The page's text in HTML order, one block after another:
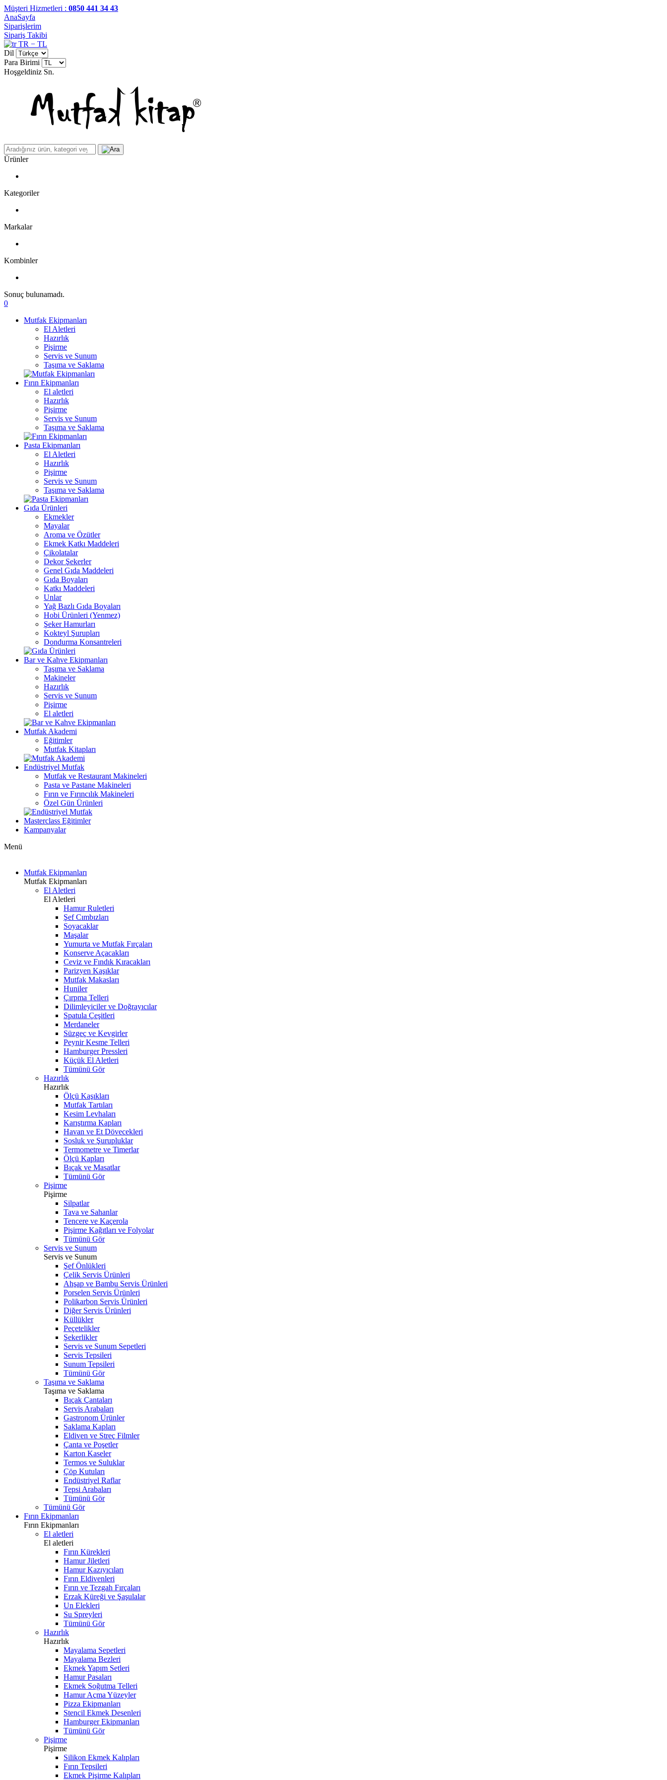
Müşteri Hizmetleri : 0850 441 34 43
AnaSayfa
Siparişlerim
Sipariş Takibi
TR − TL
Dil
Para Birimi
Hoşgeldiniz Sn.
Ürünler
Kategoriler
Markalar
Kombinler
Sonuç bulunamadı.
0
Mutfak Ekipmanları
El Aletleri
Hazırlık
Pişirme
Servis ve Sunum
Taşıma ve Saklama
Fırın Ekipmanları
El aletleri
Hazırlık
Pişirme
Servis ve Sunum
Taşıma ve Saklama
Pasta Ekipmanları
El Aletleri
Hazırlık
Pişirme
Servis ve Sunum
Taşıma ve Saklama
Gıda Ürünleri
Ekmekler
Mayalar
Aroma ve Özütler
Ekmek Katkı Maddeleri
Çikolatalar
Dekor Şekerler
Genel Gıda Maddeleri
Gıda Boyaları
Katkı Maddeleri
Unlar
Yağ Bazlı Gıda Boyaları
Hobi Ürünleri (Yenmez)
Şeker Hamurları
Kokteyl Şurupları
Dondurma Konsantreleri
Bar ve Kahve Ekipmanları
Taşıma ve Saklama
Makineler
Hazırlık
Servis ve Sunum
Pişirme
El aletleri
Mutfak Akademi
Eğitimler
Mutfak Kitapları
Endüstriyel Mutfak
Mutfak ve Restaurant Makineleri
Pasta ve Pastane Makineleri
Fırın ve Fırıncılık Makineleri
Özel Gün Ürünleri
Masterclass Eğitimler
Kampanyalar
Menü
Mutfak Ekipmanları
Mutfak Ekipmanları
El Aletleri
El Aletleri
Hamur Ruletleri
Şef Cımbızları
Soyacaklar
Maşalar
Yumurta ve Mutfak Fırçaları
Konserve Açacakları
Ceviz ve Fındık Kıracakları
Parizyen Kaşıklar
Mutfak Makasları
Huniler
Çırpma Telleri
Dilimleyiciler ve Doğrayıcılar
Spatula Çeşitleri
Merdaneler
Süzgeç ve Kevgirler
Peynir Kesme Telleri
Hamburger Pressleri
Küçük El Aletleri
Tümünü Gör
Hazırlık
Hazırlık
Ölçü Kaşıkları
Mutfak Tartıları
Kesim Levhaları
Karıştırma Kapları
Havan ve Et Dövecekleri
Sosluk ve Şurupluklar
Termometre ve Timerlar
Ölçü Kapları
Bıçak ve Masatlar
Tümünü Gör
Pişirme
Pişirme
Silpatlar
Tava ve Sahanlar
Tencere ve Kaçerola
Pişirme Kağıtları ve Folyolar
Tümünü Gör
Servis ve Sunum
Servis ve Sunum
Şef Önlükleri
Çelik Servis Ürünleri
Ahşap ve Bambu Servis Ürünleri
Porselen Servis Ürünleri
Polikarbon Servis Ürünleri
Diğer Servis Ürünleri
Küllükler
Peçetelikler
Şekerlikler
Servis ve Sunum Sepetleri
Servis Tepsileri
Sunum Tepsileri
Tümünü Gör
Taşıma ve Saklama
Taşıma ve Saklama
Bıçak Çantaları
Servis Arabaları
Gastronom Ürünler
Saklama Kapları
Eldiven ve Streç Filmler
Çanta ve Poşetler
Karton Kaseler
Termos ve Suluklar
Çöp Kutuları
Endüstriyel Raflar
Tepsi Arabaları
Tümünü Gör
Tümünü Gör
Fırın Ekipmanları
Fırın Ekipmanları
El aletleri
El aletleri
Fırın Kürekleri
Hamur Jiletleri
Hamur Kazıyıcıları
Fırın Eldivenleri
Fırın ve Tezgah Fırçaları
Erzak Küreği ve Şaşulalar
Un Elekleri
Su Spreyleri
Tümünü Gör
Hazırlık
Hazırlık
Mayalama Sepetleri
Mayalama Bezleri
Ekmek Yapım Setleri
Hamur Pasaları
Ekmek Soğutma Telleri
Hamur Açma Yüzeyler
Pizza Ekipmanları
Stencil Ekmek Desenleri
Hamburger Ekipmanları
Tümünü Gör
Pişirme
Pişirme
Silikon Ekmek Kalıpları
Fırın Tepsileri
Ekmek Pişirme Kalıpları